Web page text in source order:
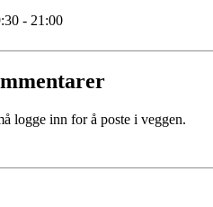
- 21:00
logge inn for å poste i veggen.